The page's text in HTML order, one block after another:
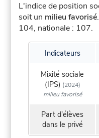
L'indice de position
soit un milieu favorisé.
104, nationale : 107.
Indicateurs
Mixité sociale
(IPS) (2024)
milieu favorisé
Part d'élèves
dans le privé